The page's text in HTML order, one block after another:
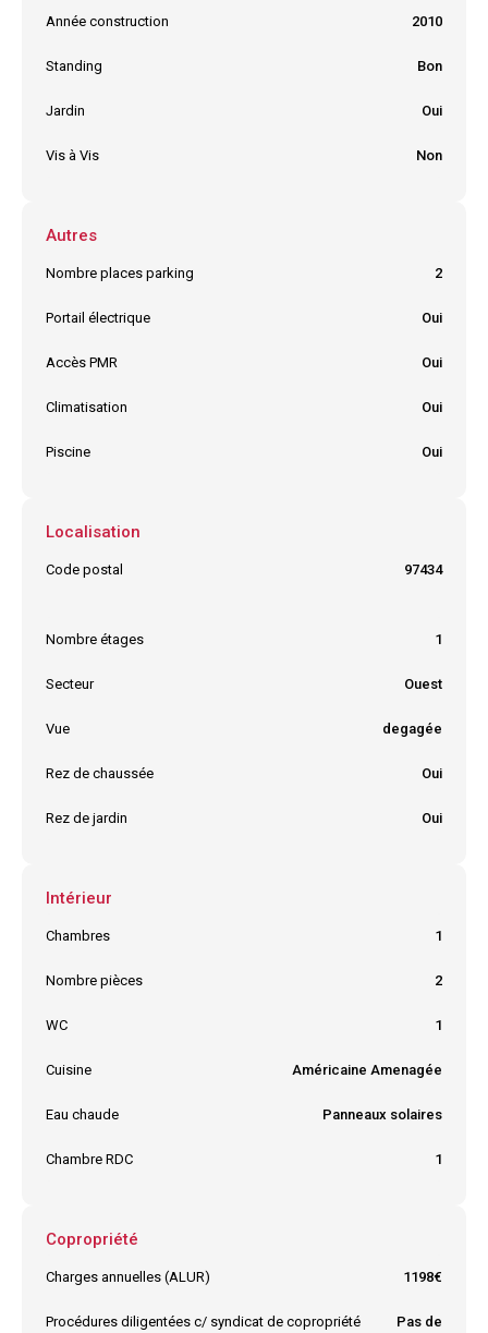
Année construction 2010
Standing Bon
Jardin Oui
Vis à Vis Non
Autres
Nombre places parking 2
Portail électrique Oui
Accès PMR Oui
Climatisation Oui
Piscine Oui
Localisation
Code postal 97434
Nombre étages
1
Secteur Ouest
Vue degagée
Rez de chaussée Oui
Rez de jardin Oui
Intérieur
Chambres 1
Nombre pièces 2
WC 1
Cuisine Américaine Amenagée
Eau chaude Panneaux solaires
Chambre RDC 1
Copropriété
Charges annuelles (ALUR) 1198€
Procédures diligentées c/ syndicat de copropriété
Pas de